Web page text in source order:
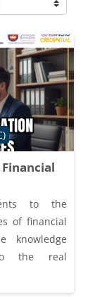
to the
of financial
knowledge
the real